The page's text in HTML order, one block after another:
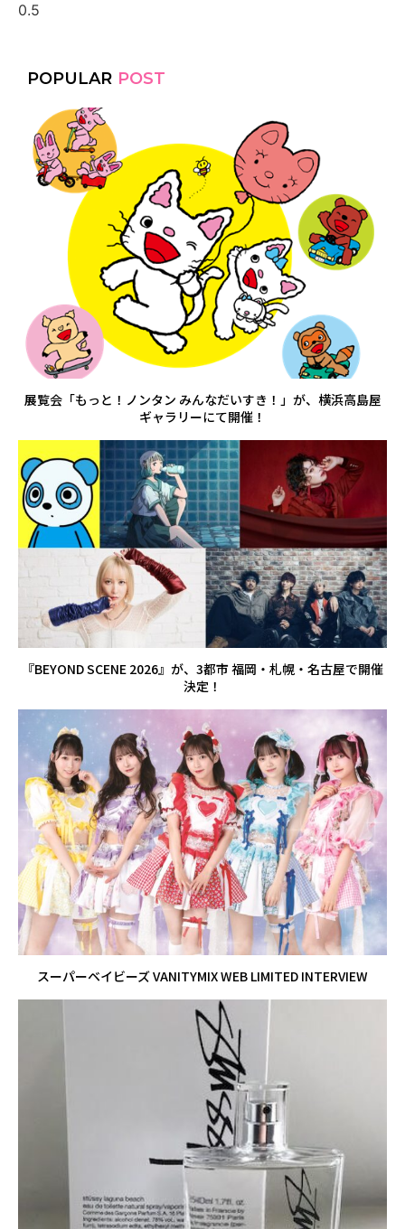
POPULAR POST
展覧会「もっと！ノンタン みんなだいすき！」が、横浜高島屋
ギャラリーにて開催！
『BEYOND SCENE 2026』が、3都市 福岡・札幌・名古屋で開催
決定！
スーパーベイビーズ VANITYMIX WEB LIMITED INTERVIEW